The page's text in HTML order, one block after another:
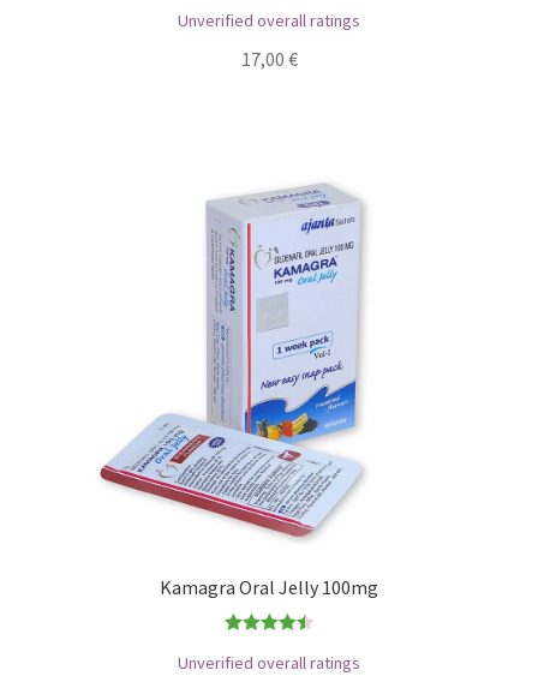
mit4.56
von 5
Unverified overall ratings
17,00 €
Kamagra Oral Jelly 100mg
mit4.50
Unverified overall ratings